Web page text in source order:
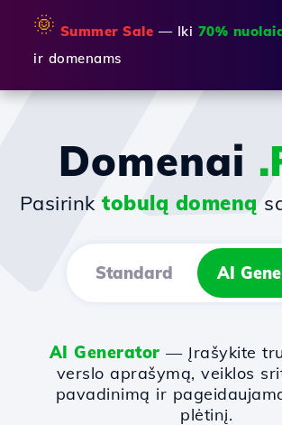
🌞 Summer Sale — Iki 70%
ir domenams
Domenai
Pasirink tobulą domeną
Standard AI
AI Generator — Įrašykite
verslo aprašymą, veiklos
pavadinimą ir
plėtinį.